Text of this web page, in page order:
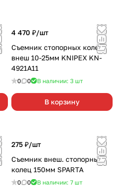
4 470 ₽/шт
Съемник стопорных колец
внеш 10-25мм KNIPEX KN-
4921A11
0 0 В наличии: 3 шт
В корзину
275 ₽/шт
Съемник внеш. стопорных
колец 150мм SPARTA
0 0 В наличии: 7 шт